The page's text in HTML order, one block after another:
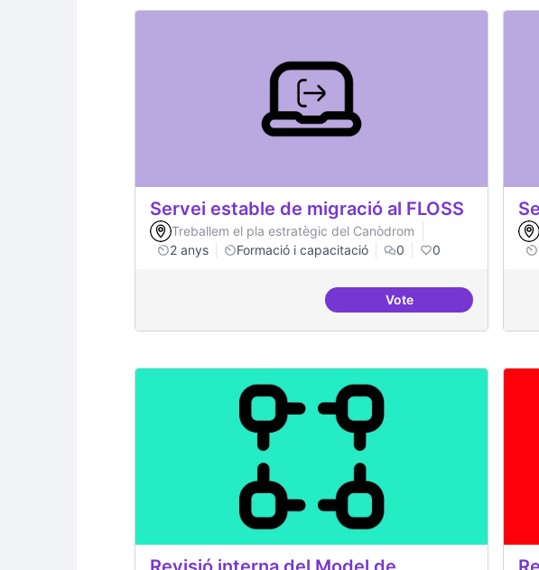
Servei estable de migració al FLOSS
Treballem el pla estratègic del Canòdrom
2 anys
Formació i capacitació 0 0
VoteServei estable de